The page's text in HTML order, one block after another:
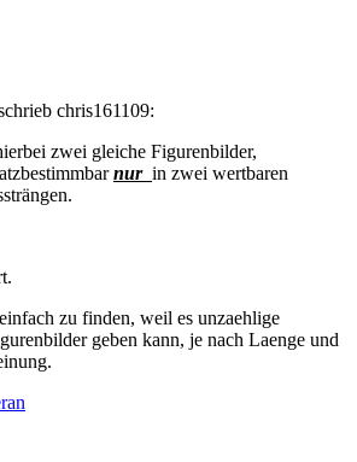
chris161109:
zwei gleiche Figurenbilder,
nur in zwei wertbaren
zu finden, weil es unzaehlige
geben kann, je nach Laenge und